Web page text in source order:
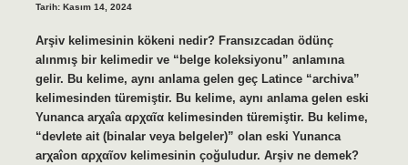
Tarih: Kasım 14, 2024
Arşiv kelimesinin kökeni nedir? Fransızcadan ödünç
alınmış bir kelimedir ve “belge koleksiyonu” anlamına
gelir. Bu kelime, aynı anlama gelen geç Latince “archiva”
kelimesinden türemiştir. Bu kelime, aynı anlama gelen eski
Yunanca arχaîa αρχαῖα kelimesinden türemiştir. Bu kelime,
“devlete ait (binalar veya belgeler)” olan eski Yunanca
arχaîon αρχαῖον kelimesinin çoğuludur. Arşiv ne demek?